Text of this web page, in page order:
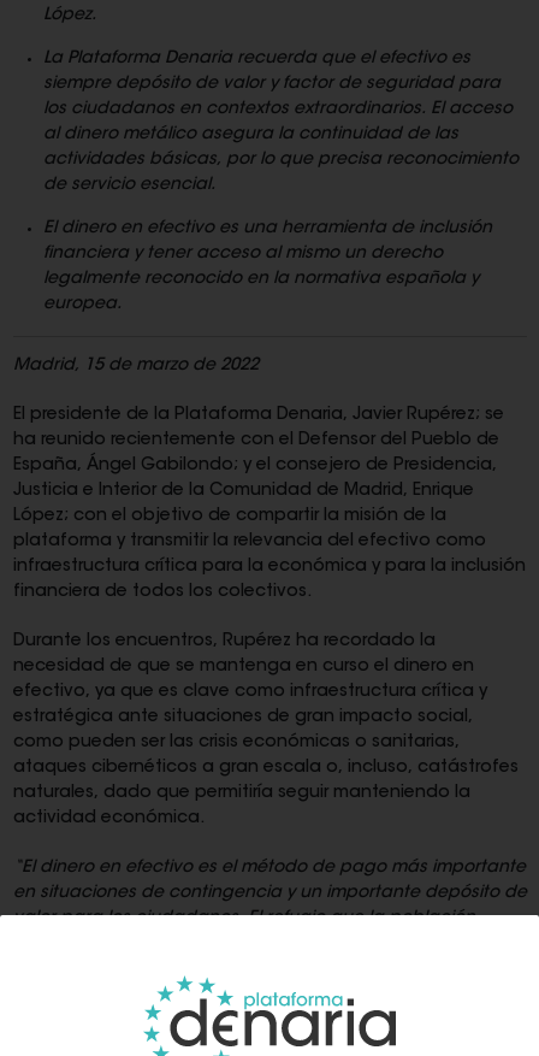
López.
La Plataforma Denaria recuerda que el efectivo es
siempre depósito de valor y factor de seguridad para
los ciudadanos en contextos extraordinarios. El acceso
al dinero metálico asegura la continuidad de las
actividades básicas, por lo que precisa reconocimiento
de servicio esencial.
El dinero en efectivo es una herramienta de inclusión
financiera y tener acceso al mismo un derecho
legalmente reconocido en la normativa española y
europea.
Madrid, 15 de marzo de 2022
El presidente de la Plataforma Denaria, Javier Rupérez; se
ha reunido recientemente con el Defensor del Pueblo de
España, Ángel Gabilondo; y el consejero de Presidencia,
Justicia e Interior de la Comunidad de Madrid, Enrique
López; con el objetivo de compartir la misión de la
plataforma y transmitir la relevancia del efectivo como
infraestructura crítica para la económica y para la inclusión
financiera de todos los colectivos.
Durante los encuentros, Rupérez ha recordado la
necesidad de que se mantenga en curso el dinero en
efectivo, ya que es clave como infraestructura crítica y
estratégica ante situaciones de gran impacto social,
como pueden ser las crisis económicas o sanitarias,
ataques cibernéticos a gran escala o, incluso, catástrofes
naturales, dado que permitiría seguir manteniendo la
actividad económica.
“El dinero en efectivo es el método de pago más importante
en situaciones de contingencia y un importante depósito de
valor para los ciudadanos. El refugio que la población
”, según apunta el presidente de la
Plataforma Denaria, Javier Rupérez.